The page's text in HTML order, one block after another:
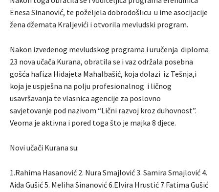
Enesa Sinanović, te poželjela dobrodošlicu u ime asocijacije
žena džemata Kraljevići i otvorila mevludski program.
Nakon izvedenog mevludskog programa i uručenja diploma
23 nova učača Kurana, obratila se i vaz održala posebna
gošća hafiza Hidajeta Mahalbašić, koja dolazi iz Tešnja,i
koja je uspješna na polju profesionalnog i ličnog
usavršavanja te vlasnica agencije za poslovno
savjetovanje pod nazivom “Lični razvoj kroz duhovnost”.
Veoma je aktivna i pored toga što je majka 8 djece.
Novi učači Kurana su:
1.Rahima Hasanović 2. Nura Smajlović 3. Samira Smajlović 4.
Aida Gušić 5. Meliha Sinanović 6.Elvira Hrustić 7.Fatima Gušić